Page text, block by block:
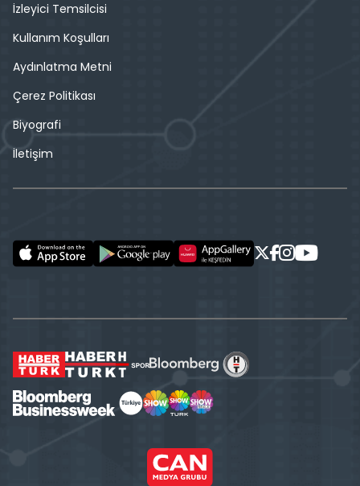
İzleyici Temsilcisi
Kullanım Koşulları
Aydınlatma Metni
Çerez Politikası
Biyografi
İletişim